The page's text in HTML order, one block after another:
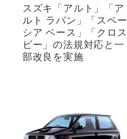
スズキ「アルト」「ア
ルト ラパン」「スペー
シア ベース」「クロス
ビー」の法規対応と一
部改良を実施